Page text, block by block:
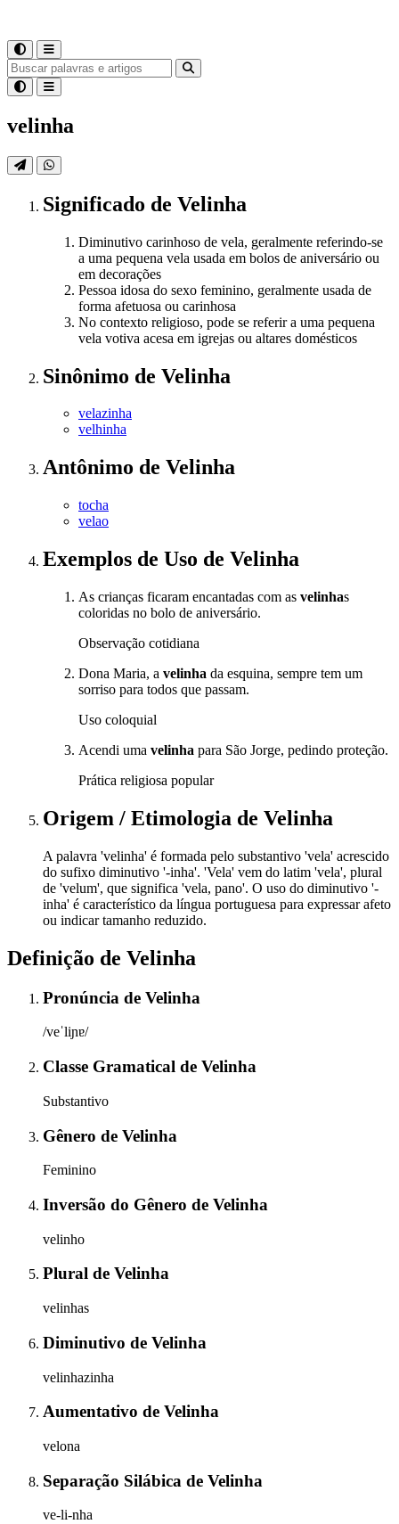
velinha
Significado de Velinha
Diminutivo carinhoso de vela, geralmente referindo-se
a uma pequena vela usada em bolos de aniversário ou
em decorações
Pessoa idosa do sexo feminino, geralmente usada de
forma afetuosa ou carinhosa
No contexto religioso, pode se referir a uma pequena
vela votiva acesa em igrejas ou altares domésticos
Sinônimo de Velinha
velazinha
velhinha
Antônimo de Velinha
tocha
velao
Exemplos de Uso de Velinha
As crianças ficaram encantadas com as velinhas
coloridas no bolo de aniversário.
Observação cotidiana
Dona Maria, a velinha da esquina, sempre tem um
sorriso para todos que passam.
Uso coloquial
Acendi uma velinha para São Jorge, pedindo proteção.
Prática religiosa popular
Origem / Etimologia de Velinha
A palavra 'velinha' é formada pelo substantivo 'vela' acrescido
do sufixo diminutivo '-inha'. 'Vela' vem do latim 'vela', plural
de 'velum', que significa 'vela, pano'. O uso do diminutivo '-
inha' é característico da língua portuguesa para expressar afeto
ou indicar tamanho reduzido.
Definição de Velinha
Pronúncia de Velinha
/veˈliɲɐ/
Classe Gramatical de Velinha
Substantivo
Gênero de Velinha
Feminino
Inversão do Gênero de Velinha
velinho
Plural de Velinha
velinhas
Diminutivo de Velinha
velinhazinha
Aumentativo de Velinha
velona
Separação Silábica de Velinha
ve-li-nha